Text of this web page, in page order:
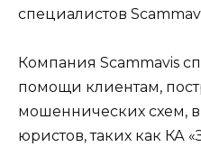
специалистов
Компания Scammavis
помощи клиентам,
мошеннических схем,
юристов, таких как КА